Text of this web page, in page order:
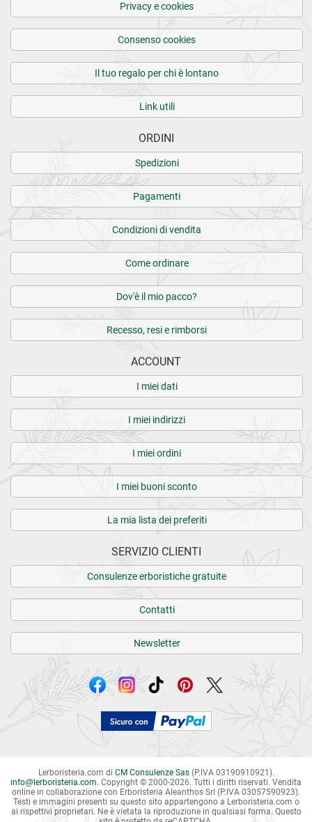
Privacy e cookies
Consenso cookies
Il tuo regalo per chi è lontano
Link utili
ORDINI
Spedizioni
Pagamenti
Condizioni di vendita
Come ordinare
Dov'è il mio pacco?
Recesso, resi e rimborsi
ACCOUNT
I miei dati
I miei indirizzi
I miei ordini
I miei buoni sconto
La mia lista dei preferiti
SERVIZIO CLIENTI
Consulenze erboristiche gratuite
Contatti
Newsletter
Lerboristeria.com di CM Consulenze Sas(P.IVA 03190910921).
info@ lerboristeria.com. Copyright © 2000-2026. Tutti i diritti riservati. Vendita
online in collaborazione con Erboristeria Aleanthos Srl (P.IVA 03057590923).
Testi e immagini presenti su questo sito appartengono a Lerboristeria.com o
ai rispettivi proprietari. Ne è vietata la riproduzione in qualsiasi forma. Questo